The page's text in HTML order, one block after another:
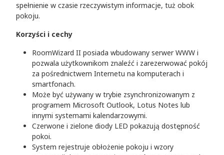
spełnienie w czasie rzeczywistym informacje, tuż obok
pokoju.
Korzyści i cechy
RoomWizard II posiada wbudowany serwer WWW i
pozwala użytkownikom znaleźć i zarezerwować pokój
za pośrednictwem Internetu na komputerach i
smartfonach.
Może być używany w trybie zsynchronizowanym z
programem Microsoft Outlook, Lotus Notes lub
innymi systemami kalendarzowymi.
Czerwone i zielone diody LED pokazują dostępność
pokoi.
System rejestruje obłożenie pokoju i wzory